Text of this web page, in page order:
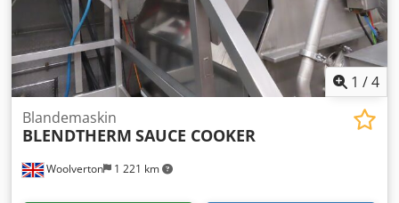
1 /4
Woolverton 1 221 km
Blandemaskin
BLENDTHERM SAUCE COOKER